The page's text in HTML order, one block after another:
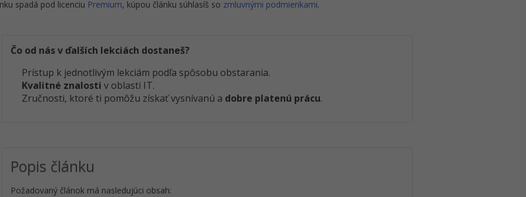
spadá pod licenciu Premium, kúpou článku súhlasíš so zmluvnými podmienkami.
Čo od nás v ďalších lekciách dostaneš?
Prístup k jednotlivým lekciám podľa spôsobu obstarania.
Kvalitné znalosti v oblasti IT.
Zručnosti, ktoré ti pomôžu získať vysnívanú a dobre platenú prácu.
Popis článku
Požadovaný článok má nasledujúci obsah: